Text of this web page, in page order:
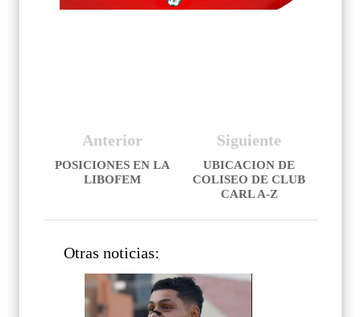
Siguiente
UBICACION DE
COLISEO DE CLUB
CARL A-Z
Anterior
POSICIONES EN LA
LIBOFEM
Otras noticias: